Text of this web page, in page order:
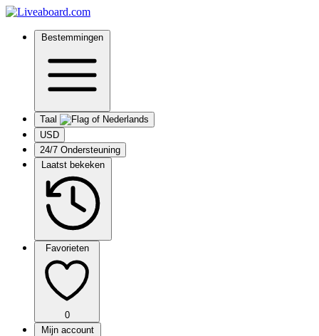
Bestemmingen
Taal
USD
24/7 Ondersteuning
Laatst bekeken
Favorieten
0
Mijn account